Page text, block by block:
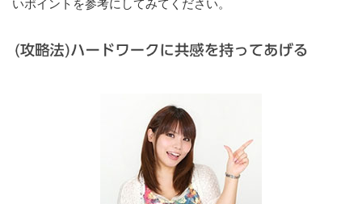
いポイントを参考にしてみてください。